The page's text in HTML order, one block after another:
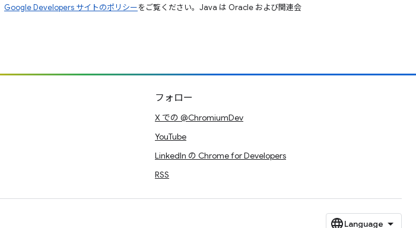
Google Developers サイトのポリシーをご覧ください。Java は Oracle および関連会
フォロー
X での @ChromiumDev
YouTube
LinkedIn の Chrome for Developers
RSS